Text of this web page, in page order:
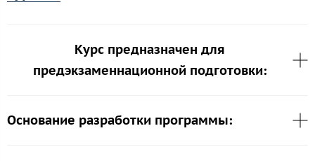
Курс предназначен для
предэкзаменнационной подготовки:
Основание разработки программы: